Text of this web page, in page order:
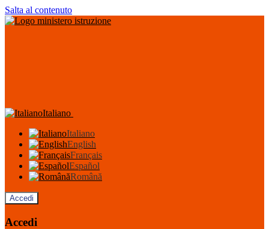
Salta al contenuto
Italiano
Italiano
English
Français
Español
Română
Accedi
Accedi